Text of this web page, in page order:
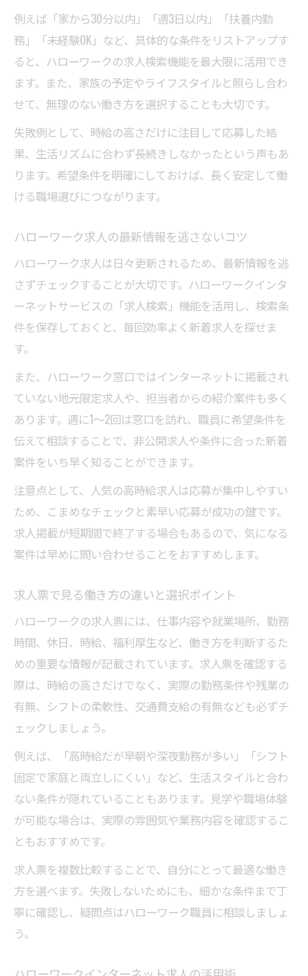
ハローワーク求人掲載のメリットと活用法
求人応募前に確認したい職業訓練情報
求人票から読み取る愛知県独自の特徴
求人応募が初めてでも安心なハローワーク活用
術
初めての求人応募に必要な準備と心構え
ハローワーク名古屋求人で受けられるサポ
ート
求人相談で不安を解消するためのポイント
求人選考対策セミナーの上手な利用法
希望条件に合うパート求人選びのコツ
求人票で働く時間や曜日をしっかり確認
求人検索で福利厚生を重視する理由
働き方を変える求人検索のポイントとは
求人検索で新しい働き方を見つけるコツ
ハローワークインターネット求人の活用ポ
イント
求人掲載情報から柔軟な働き方を探る
求人内容の比較で自分らしい選択を実現
例えば「家から30分以内」「週3日以内」「扶養内勤
務」「未経験OK」など、具体的な条件をリストアップす
ると、ハローワークの求人検索機能を最大限に活用でき
ます。また、家族の予定やライフスタイルと照らし合わ
せて、無理のない働き方を選択することも大切です。
失敗例として、時給の高さだけに注目して応募した結
果、生活リズムに合わず長続きしなかったという声もあ
ります。希望条件を明確にしておけば、長く安定して働
ける職場選びにつながります。
ハローワーク求人の最新情報を逃さないコツ
ハローワーク求人は日々更新されるため、最新情報を逃
さずチェックすることが大切です。ハローワークインタ
ーネットサービスの「求人検索」機能を活用し、検索条
件を保存しておくと、毎回効率よく新着求人を探せま
す。
また、ハローワーク窓口ではインターネットに掲載され
ていない地元限定求人や、担当者からの紹介案件も多く
あります。週に1～2回は窓口を訪れ、職員に希望条件を
伝えて相談することで、非公開求人や条件に合った新着
案件をいち早く知ることができます。
注意点として、人気の高時給求人は応募が集中しやすい
ため、こまめなチェックと素早い応募が成功の鍵です。
求人掲載が短期間で終了する場合もあるので、気になる
案件は早めに問い合わせることをおすすめします。
求人票で見る働き方の違いと選択ポイント
ハローワークの求人票には、仕事内容や就業場所、勤務
時間、休日、時給、福利厚生など、働き方を判断するた
めの重要な情報が記載されています。求人票を確認する
際は、時給の高さだけでなく、実際の勤務条件や残業の
有無、シフトの柔軟性、交通費支給の有無なども必ずチ
ェックしましょう。
例えば、「高時給だが早朝や深夜勤務が多い」「シフト
固定で家庭と両立しにくい」など、生活スタイルと合わ
ない条件が隠れていることもあります。見学や職場体験
が可能な場合は、実際の雰囲気や業務内容を確認するこ
ともおすすめです。
求人票を複数比較することで、自分にとって最適な働き
方を選べます。失敗しないためにも、細かな条件まで丁
寧に確認し、疑問点はハローワーク職員に相談しましょ
う。